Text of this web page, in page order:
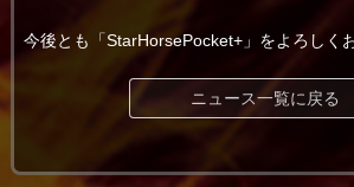
今後とも「StarHorsePocket+」をよろしく
ニュース一覧に戻る